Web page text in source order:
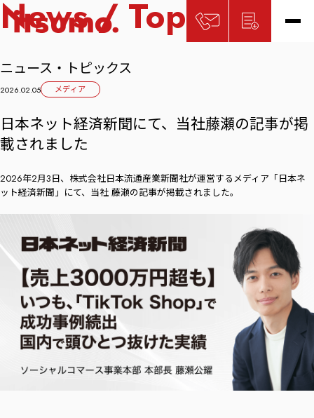
News / Topics
ニュース・トピックス
2026.02.05 メディア
日本ネット経済新聞にて、当社藤瀬の記事が掲
載されました
2026年2月3日、株式会社日本流通産業新聞社が運営するメディア「日本ネ
ット経済新聞」にて、当社 藤瀬の記事が掲載されました。